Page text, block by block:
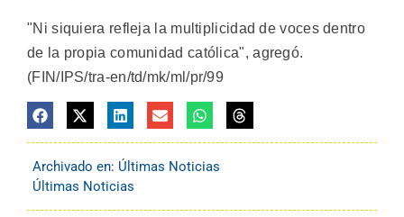
"Ni siquiera refleja la multiplicidad de voces dentro
de la propia comunidad católica", agregó.
(FIN/IPS/tra-en/td/mk/ml/pr/99
Archivado en: Últimas Noticias
Últimas Noticias